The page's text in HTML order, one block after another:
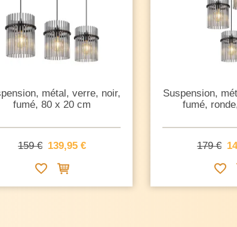
métal, verre, noir,
fumé, 80 x 20 cm
159 € 139,95 €
Suspension,
fumé,
179 €